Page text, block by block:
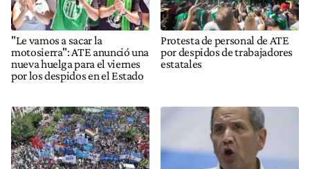
"Le vamos a sacar la
motosierra": ATE anunció una
nueva huelga para el viernes
por los despidos en el Estado
Protesta de personal de ATE
por despidos de trabajadores
estatales